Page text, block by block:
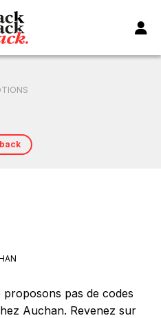
pas de codes
Auchan. Revenez sur